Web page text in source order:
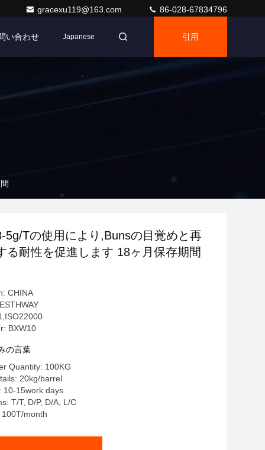
gracexu119@163.com 86-028-67834796
い合わせ Japanese 引用
5g/Tの使用により,Bunsの目覚めと再
る耐性を促進します 18ヶ月保存期間
CHINA
BXW10
の言葉
Quantity: 100KG
20kg/barrel
10-15work days
T/T, D/P, D/A, L/C
100T/month